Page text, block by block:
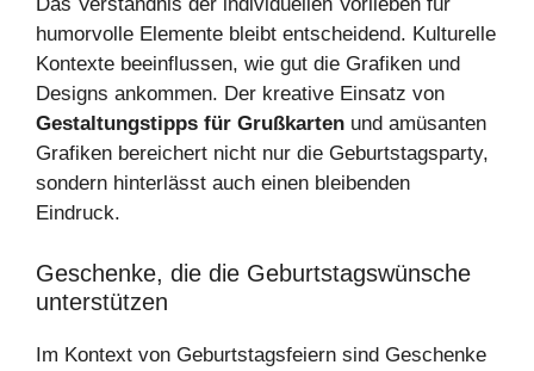
humorvolle Elemente bleibt entscheidend. Kulturelle
Kontexte beeinflussen, wie gut die Grafiken und
Designs ankommen. Der kreative Einsatz von
Gestaltungstipps für Grußkarten und amüsanten
Grafiken bereichert nicht nur die Geburtstagsparty,
sondern hinterlässt auch einen bleibenden
Eindruck.
Geschenke, die die Geburtstagswünsche
unterstützen
Im Kontext von Geburtstagsfeiern sind Geschenke